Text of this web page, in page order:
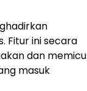
Fitur ini secara
dan memicu
masuk